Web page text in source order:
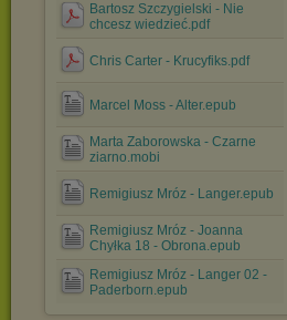
Bartosz Szczygielski - Nie
chcesz wiedzieć.pdf
Chris Carter - Krucyfiks.pdf
Marcel Moss - Alter.epub
Marta Zaborowska - Czarne
ziarno.mobi
Remigiusz Mróz - Langer.epub
Remigiusz Mróz - Joanna
Chyłka 18 - Obrona.epub
Remigiusz Mróz - Langer 02 -
Paderborn.epub